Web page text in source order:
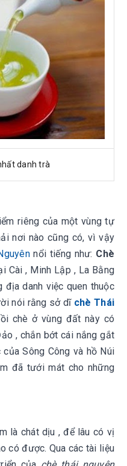
danh trà
riêng của một vùng tự
nơi nào cũng có, vì vậy
nổi tiếng như: Chè
Cài , Minh Lập , La Bằng
địa danh việc quen thuộc
nói rằng sở dĩ chè Thái
chè ở vùng đất này có
, chắn bớt cái nắng gắt
Sông Công và hồ Núi
đã tưới mát cho những
là chát dịu , để lâu có vị
có được. Qua các tài liệu